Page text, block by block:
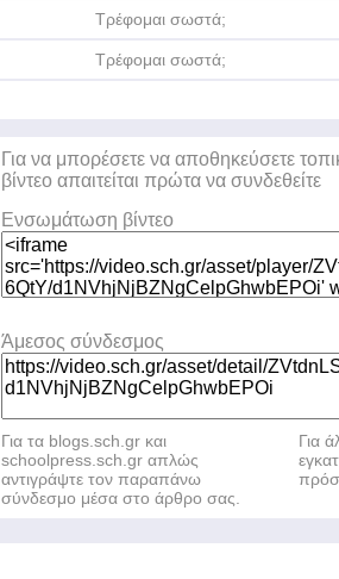
Τρέφομαι σωστά;
Τρέφομαι σωστά;
Για να μπορέσετε να αποθηκεύσετε
βίντεο απαιτείται πρώτα να συνδεθείτε
Ενσωμάτωση βίντεο
Άμεσος σύνδεσμος
Για τα blogs.sch.gr και
schoolpress.sch.gr απλώς
αντιγράψτε τον παραπάνω
σύνδεσμο μέσα στο άρθρο σας.
Για